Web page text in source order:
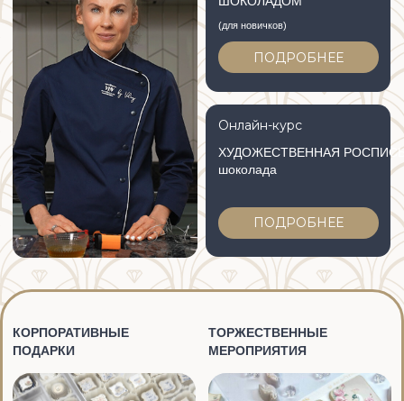
КОРПОРАТИВНЫЕ
ПОДАРКИ
ТОРЖЕСТВЕННЫЕ
МЕРОПРИЯТИЯ
МАГАЗИН ДЛЯ